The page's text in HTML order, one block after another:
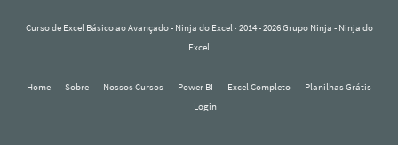
Curso de Excel Básico ao Avançado - Ninja do Excel· 2014 - 2026 Grupo Ninja - Ninja do
Excel
Home Sobre Nossos Cursos Power BI Excel Completo
Planilhas Grátis
Login